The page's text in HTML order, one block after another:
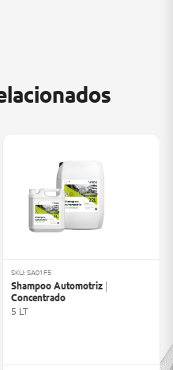
SKU: SA01F5
Shampoo Automotriz |
Concentrado
5 LT